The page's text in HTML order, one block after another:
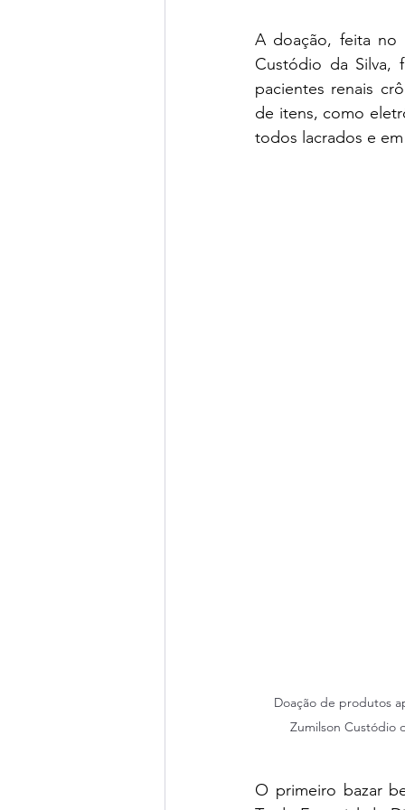
A doação, feita no
Custódio da Silva,
pacientes renais
de itens, como
todos lacrados e
Doação de produtos
Zumilson Custódio
O primeiro bazar